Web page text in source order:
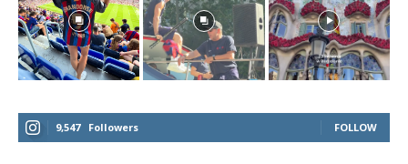
9,547 Followers FOLLOW